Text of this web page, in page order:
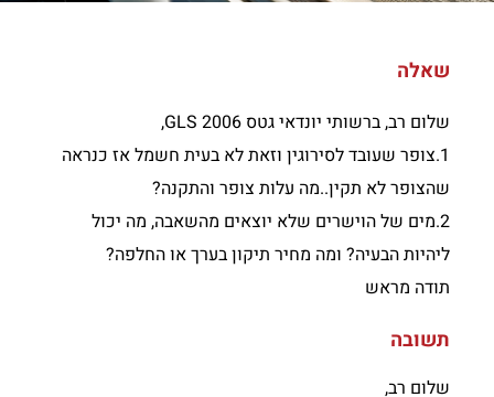
שאלה
שלום רב, ברשותי יונדאי גטס GLS 2006,
1.צופר שעובד לסירוגין וזאת לא בעית חשמל אז כנראה
שהצופר לא תקין..מה עלות צופר והתקנה?
2.מים של הוישרים שלא יוצאים מהשאבה, מה יכול
ליהיות הבעיה? ומה מחיר תיקון בערך או החלפה?
תודה מראש
תשובה
שלום רב,